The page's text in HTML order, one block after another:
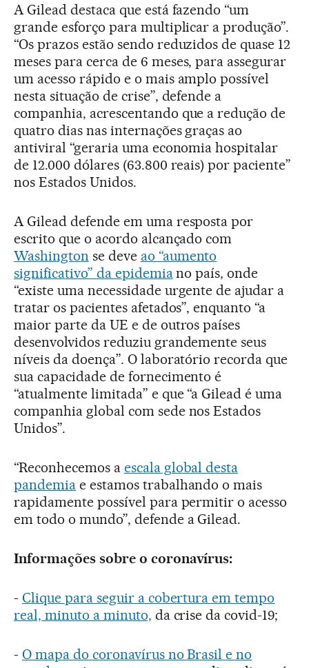
A Gilead destaca que está fazendo “um
grande esforço para multiplicar a produção”.
“Os prazos estão sendo reduzidos de quase 12
meses para cerca de 6 meses, para assegurar
um acesso rápido e o mais amplo possível
nesta situação de crise”, defende a
companhia, acrescentando que a redução de
quatro dias nas internações graças ao
antiviral “geraria uma economia hospitalar
de 12.000 dólares (63.800 reais) por paciente”
nos Estados Unidos.
A Gilead defende em uma resposta por
escrito que o acordo alcançado com
Washington se deve ao “aumento
significativo” da epidemiano país, onde
“existe uma necessidade urgente de ajudar a
tratar os pacientes afetados”, enquanto “a
maior parte da UE e de outros países
desenvolvidos reduziu grandemente seus
níveis da doença”. O laboratório recorda que
sua capacidade de fornecimento é
“atualmente limitada” e que “a Gilead é uma
companhia global com sede nos Estados
Unidos”.
“Reconhecemos a escala global desta
pandemiae estamos trabalhando o mais
rapidamente possível para permitir o acesso
em todo o mundo”, defende a Gilead.
Informações sobre o coronavírus:
- Clique para seguir a cobertura em tempo
real, minuto a minuto, da crise da covid-19;
- O mapa do coronavírus no Brasil e no